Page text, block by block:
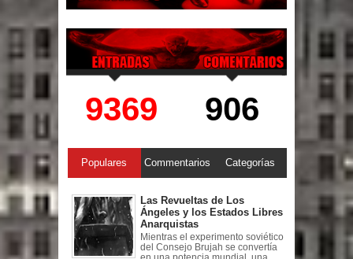
9369 906
Populares Commentarios Categorías
Las Revueltas de Los
Ángeles y los Estados Libres
Anarquistas
Mientras el experimento soviético
del Consejo Brujah se convertía